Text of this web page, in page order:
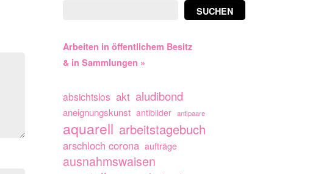
SUCHEN
Arbeiten in öffentlichem Besitz
& in Sammlungen »
absichtslos akt aludibond
aneignungskunst antibilder antipaare
aquarell arbeitstagebuch
arschloch corona aufträge
ausnahmswaisen